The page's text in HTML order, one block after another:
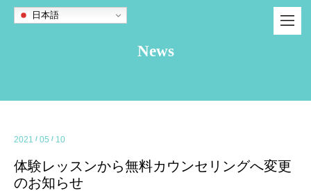
日本語
News
2021 / 05 / 10
体験レッスンから無料カウンセリングへ変更
のお知らせ